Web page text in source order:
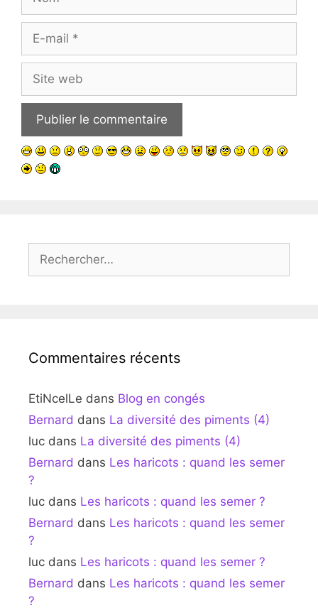
mail
web
Commentaires récents
EtiNcelLe dans Blog en congés
Bernard dans La diversité des piments (4)
luc dans La diversité des piments (4)
Bernard dans Les haricots : quand les semer
?
luc dans Les haricots : quand les semer ?
Bernard dans Les haricots : quand les semer
?
luc dans Les haricots : quand les semer ?
Bernard dans Les haricots : quand les semer
?